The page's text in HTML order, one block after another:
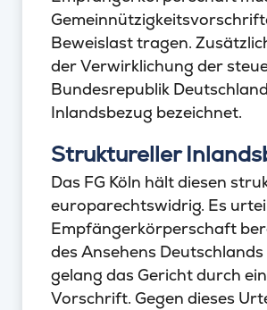
Beweislast tragen.
der Verwirklichung der
Bundesrepublik
Inlandsbezug bezeichnet.
Struktureller
Das FG Köln hält diesen
europarechtswidrig. Es
Empfängerkörperschaft
des Ansehens
gelang das Gericht durch
Vorschrift. Gegen dieses